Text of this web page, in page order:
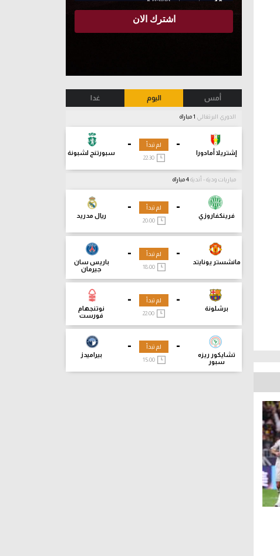
أمس اليوم غدا
الدوري البرتغالي
-
إشتريلا أمادورا
-
سبورتنج لشبونة
لم تبدأ
22:30
مباريات ودية - أندية
-
فرينكفاروزي
-
ريال مدريد
لم تبدأ
20:00
-
مانشستر يونايتد
-
باريس سان
جيرمان
لم تبدأ
18:00
-
برشلونة
-
نوتنجهام
فورست
لم تبدأ
-
تشايكور ريزه
سبور
-
بيراميدز
لم تبدأ
15:00